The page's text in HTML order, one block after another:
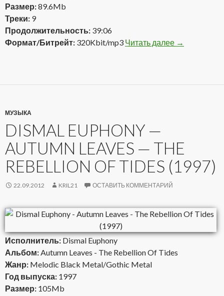
Размер:89.6Mb
Треки: 9
Продолжительность: 39:06
Формат/Битрейт: 320Kbit/mp3 Читать далее Dismal
→
МУЗЫКА
DISMAL EUPHONY —
AUTUMN LEAVES — THE
REBELLION OF TIDES (1997)
22.09.2012 KRIL21 ОСТАВИТЬ КОММЕНТАРИЙ
Исполнитель: Dismal Euphony
Альбом:Autumn Leaves - The Rebellion Of Tides
Жанр: Melodic Black Metal/Gothic Metal
Год выпуска: 1997
Размер: 105Mb